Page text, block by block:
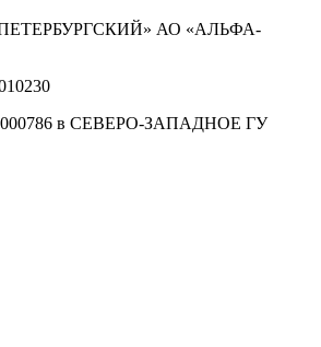
АО «АЛЬФА-
в СЕВЕРО-ЗАПАДНОЕ ГУ